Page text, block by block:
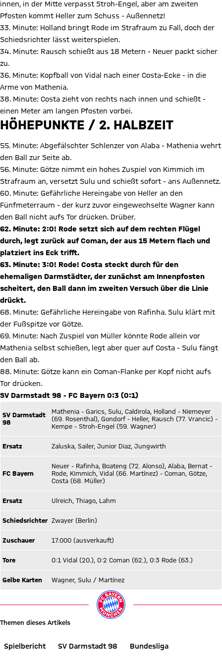
innen, in der Mitte verpasst Stroh-Engel, aber am zweiten
Pfosten kommt Heller zum Schuss - Außennetz!
33. Minute: Holland bringt Rode im Strafraum zu Fall, doch der
Schiedsrichter lässt weiterspielen.
34. Minute: Rausch schießt aus 18 Metern - Neuer packt sicher
zu.
36. Minute: Kopfball von Vidal nach einer Costa-Ecke - in die
Arme von Mathenia.
38. Minute: Costa zieht von rechts nach innen und schießt -
einen Meter am langen Pfosten vorbei.
HÖHEPUNKTE / 2. HALBZEIT
55. Minute: Abgefälschter Schlenzer von Alaba - Mathenia wehrt
den Ball zur Seite ab.
56. Minute: Götze nimmt ein hohes Zuspiel von Kimmich im
Strafraum an, versetzt Sulu und schießt sofort - ans Außennetz.
60. Minute: Gefährliche Hereingabe von Heller an den
Fünfmeterraum - der kurz zuvor eingewechselte Wagner kann
den Ball nicht aufs Tor drücken. Drüber.
62. Minute: 2:0! Rode setzt sich auf dem rechten Flügel
durch, legt zurück auf Coman, der aus 15 Metern flach und
platziert ins Eck trifft.
63. Minute: 3:0! Rode! Costa steckt durch für den
ehemaligen Darmstädter, der zunächst am Innenpfosten
scheitert, den Ball dann im zweiten Versuch über die Linie
drückt.
68. Minute: Gefährliche Hereingabe von Rafinha. Sulu klärt mit
der Fußspitze vor Götze.
69. Minute: Nach Zuspiel von Müller könnte Rode allein vor
Mathenia selbst schießen, legt aber quer auf Costa - Sulu fängt
den Ball ab.
88. Minute: Götze kann ein Coman-Flanke per Kopf nicht aufs
Tor drücken.
SV Darmstadt 98 - FC Bayern 0:3 (0:1)
SV Darmstadt
98
Mathenia - Garics, Sulu, Caldirola, Holland - Niemeyer
(69. Rosenthal), Gondorf - Heller, Rausch (77. Vrancic) -
Kempe - Stroh-Engel (59. Wagner)
Ersatz Zaluska, Sailer, Junior Diaz, Jungwirth
FC Bayern
Neuer - Rafinha, Boateng (72. Alonso), Alaba, Bernat -
Rode, Kimmich, Vidal (66. Martínez) - Coman, Götze,
Costa (68. Müller)
Ersatz Ulreich, Thiago, Lahm
Schiedsrichter Zwayer (Berlin)
Zuschauer 17.000 (ausverkauft)
Tore 0:1 Vidal (20.), 0:2 Coman (62.), 0:3 Rode (63.)
Gelbe Karten Wagner, Sulu / Martínez
Themen dieses Artikels
Spielbericht SV Darmstadt 98 Bundesliga